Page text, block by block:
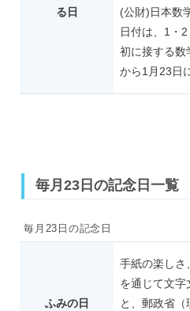
る日
(公財)日本数
日付は、1・
初に接する数
から1月23日
毎月23日の記念日一覧
毎月23日の記念日
ふみの日
手紙の楽しさ
を通じて文字
と、郵政省（